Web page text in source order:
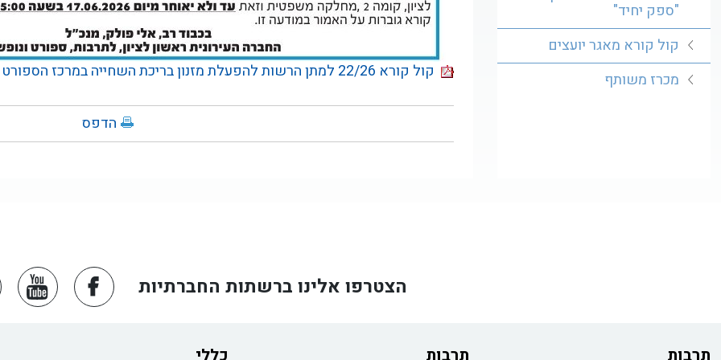
קול קורא 22/26 למתן הרשות להפעלת מזנון בריכת השחייה במרכז הספורט שיכון המזרח בראשון לציון
הדפס
"ספק יחיד"
קול קורא מאגר יועצים
מכרז משותף
הצטרפו אלינו ברשתות החברתיות